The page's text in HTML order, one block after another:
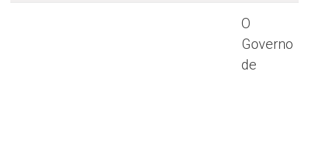
O
Governo
de